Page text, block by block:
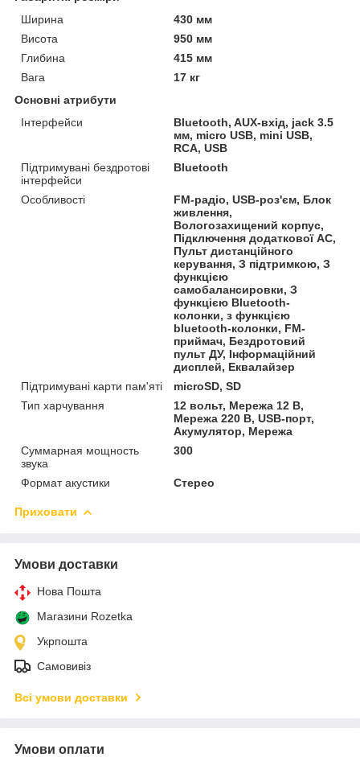
Ширина
430 мм
Висота
950 мм
Глибина
415 мм
Вага
17 кг
Основні атрибути
Інтерфейси
Bluetooth, AUX-вхід, jack 3.5
мм, micro USB, mini USB,
RCA, USB
Підтримувані бездротові
інтерфейси
Bluetooth
Особливості
FM-радіо, USB-роз'єм, Блок
живлення,
Вологозахищений корпус,
Підключення додаткової АС,
Пульт дистанційного
керування, З підтримкою, З
функцією
самобалансировки, З
функцією Bluetooth-
колонки, з функцією
bluetooth-колонки, FM-
приймач, Бездротовий
пульт ДУ, Інформаційний
дисплей, Еквалайзер
Підтримувані карти пам'яті
microSD, SD
Тип харчування
12 вольт, Мережа 12 В,
Мережа 220 В, USB-порт,
Акумулятор, Мережа
Суммарная мощность
звука
300
Формат акустики Стерео
Приховати
Умови доставки
Нова Пошта
Магазини Rozetka
Укрпошта
Самовивіз
Всі умови доставки
Умови оплати